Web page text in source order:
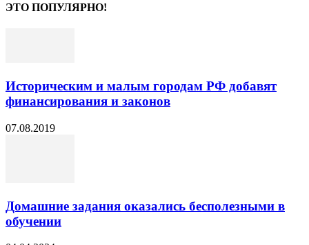
ЭТО ПОПУЛЯРНО!
Историческим и малым городам РФ добавят
финансирования и законов
07.08.2019
Домашние задания оказались бесполезными в
обучении